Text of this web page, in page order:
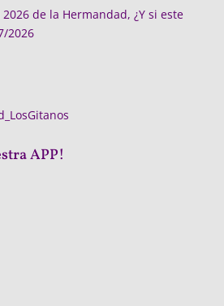
de la Hermandad, ¿Y si este
2026
APP!